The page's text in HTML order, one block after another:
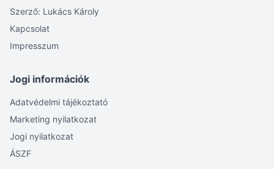
Szerző: Lukács Károly
Kapcsolat
Impresszum
Jogi információk
Adatvédelmi tájékoztató
Marketing nyilatkozat
Jogi nyilatkozat
ÁSZF